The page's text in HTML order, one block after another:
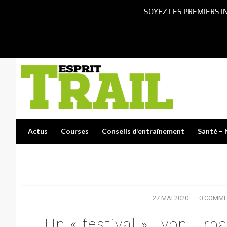
Actus Courses Conseils d’entraînement Santé –
27 MAI 2020
/ 0
SOYEZ LES PREMIERS